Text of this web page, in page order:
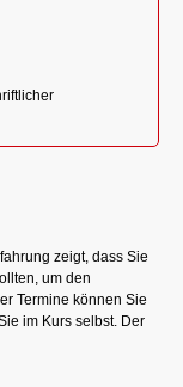
zeigt, dass Sie
um den
Termine können Sie
im Kurs selbst. Der